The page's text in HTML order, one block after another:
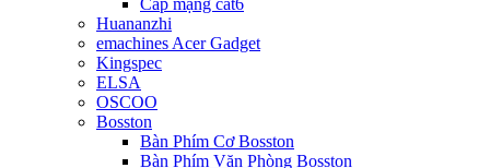
Cáp mạng cat6
Huananzhi
emachines Acer Gadget
Kingspec
ELSA
OSCOO
Bosston
Bàn Phím Cơ Bosston
Bàn Phím Văn Phòng Bosston